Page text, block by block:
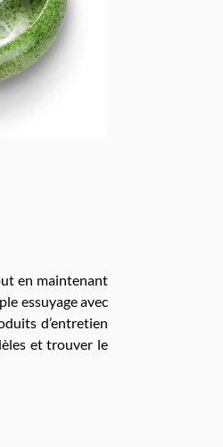
en maintenant
essuyage avec
d’entretien
et trouver le